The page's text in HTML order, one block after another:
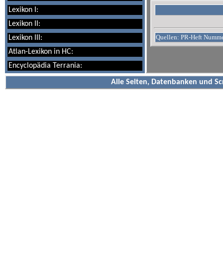
Lexikon I:
Lexikon II:
Lexikon III:
Atlan-Lexikon in HC:
Encyclopädia Terrania:
Quellen: PR-Heft
Alle Seiten, Datenbanken und